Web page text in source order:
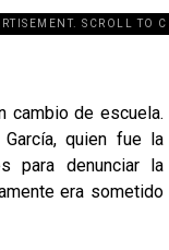
SCROLL TO
[adsforwp
cambio de escuela.
quien fue la
para denunciar la
era sometido